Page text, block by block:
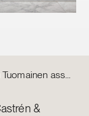
Aleksanteri Tuomainen associate-lakimieheksi
&